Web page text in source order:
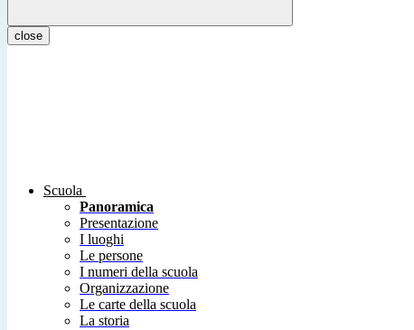
close
Scuola
Panoramica
Presentazione
I luoghi
Le persone
I numeri della scuola
Organizzazione
Le carte della scuola
La storia